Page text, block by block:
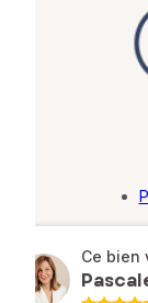
Ce bien